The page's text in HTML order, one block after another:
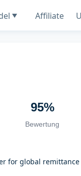
Affiliate
95%
Bewertung
for global remittance